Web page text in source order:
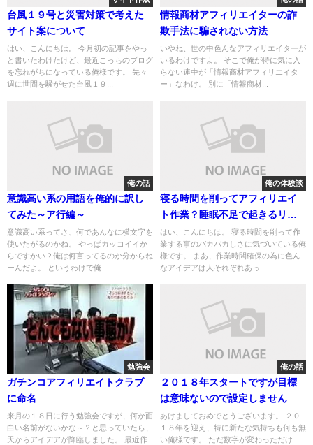
台風１９号と災害対策で考えた
サイト案について
はい、こんにちは。 今月初の記事をやっ
と書いたわけたけど、最近こっちのブログ
を忘れがちになっている俺様です。 先々
週に世間を騒がせた台風１９...
情報商材アフィリエイターの詐
欺手法に騙されない方法
いやね、世の中色んなアフィリエイターが
いるわけですよ。 そこで俺が特に気に入
らない連中が「情報商材アフィリエイタ
ー」なわけ。 別に「情報商材...
俺の話
意識高い系の用語を俺的に訳し
てみた～ア行編～
意識高い系ってさ、何であんなに横文字を
使いたがるのかね。 やっぱカッコイイか
らですかい？俺は何言ってるのか分からね
ーんだよ。 というわけで俺...
俺の体験談
寝る時間を削ってアフィリエイ
ト作業？睡眠不足で起きるリス
クを知ってからやれよと
はい、こんにちは。 寝る時間を削って作
業する事のバカバカしさに気づいている俺
様です。 まあ、作業時間確保の為に色ん
なアイデアは人それぞれあっ...
勉強会
ガチンコアフィリエイトクラブ
に命名
来月の１８日に行う勉強会ですが、何か面
白い名前がないかな～？と思っていたら、
天からアイデアが降臨しました。 最近作
俺の話
２０１８年スタートですが目標
は意味ないので設定しません
あけましておめでとうございます。 ２０
１８年を迎え、特に新たな気持ちも何も無
い俺様です。 ただ数字が変わっただけ